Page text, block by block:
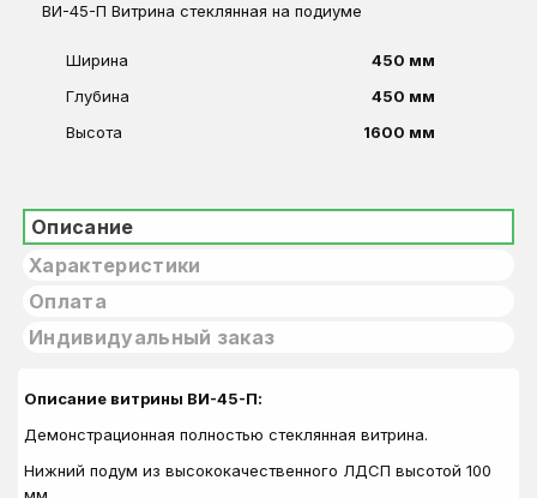
ВИ-45-П Витрина стеклянная на подиуме
Ширина
450 мм
Глубина
450 мм
Высота
1600 мм
Описание
Характеристики
Оплата
Индивидуальный заказ
Описание витрины ВИ-45-П:
Демонстрационная полностью стеклянная витрина.
Нижний подум из высококачественного ЛДСП высотой 100